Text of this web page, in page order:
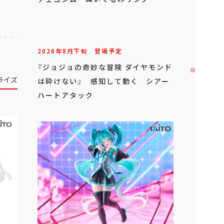
イズ
2026年8月下旬 登場予定
『ジョジョの奇妙な冒険 ダイヤモンド
は砕けない』 感知して動く シアー
ハートアタック